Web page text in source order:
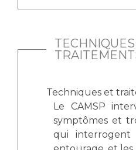
Techniques et
Le CAMSP
symptômes et
qui interrogent